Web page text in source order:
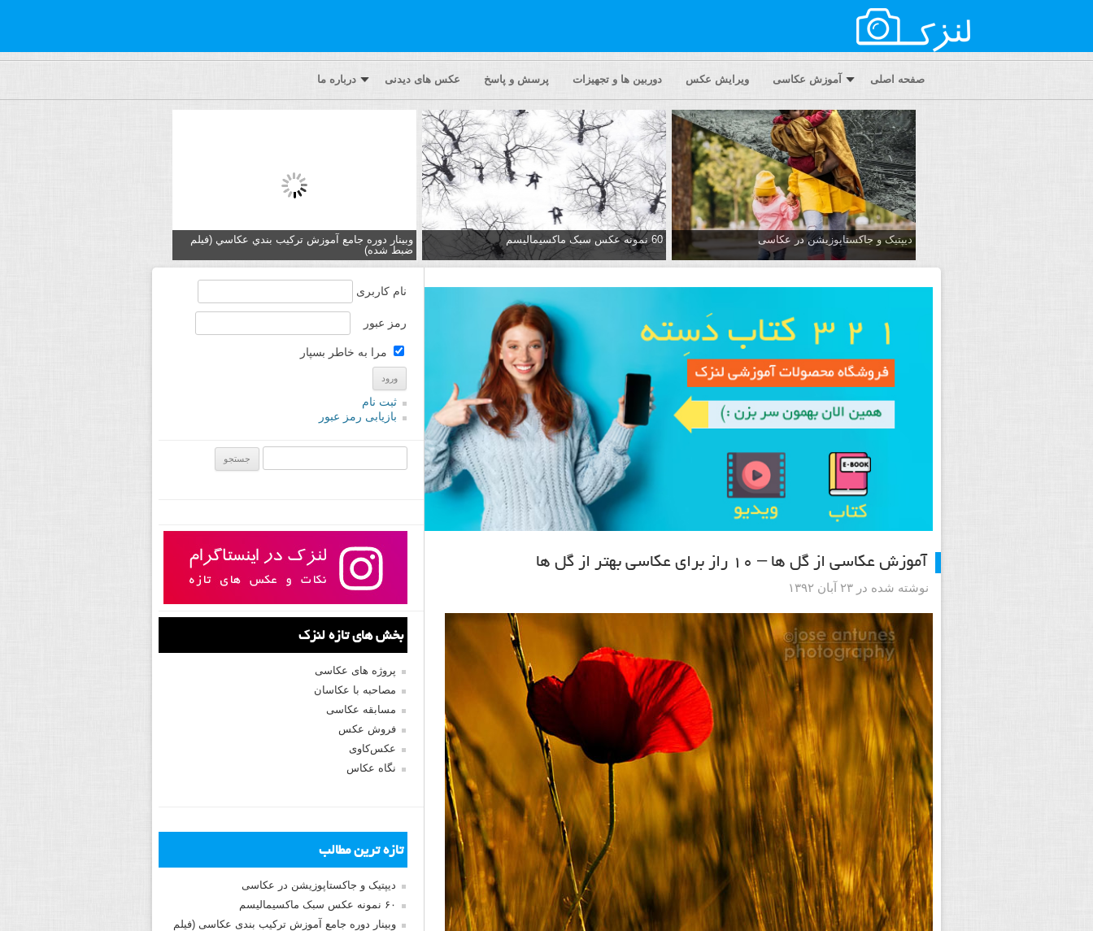
صفحه اصلی آموزش عکاسی ویرایش عکس دوربین ها و تجهیزات پرسش و پاسخ عکس های دیدنی درباره ما
دیپتیک و جاکستا‌پوزیشن در عکاسی 60 نمونه عکس سبک ماکسیمالیسم
وبینار دوره جامع آموزش تركيب بندي عكاسي (فیلم
ضبط شده)
آموزش عکاسی از گل ها – ۱۰ راز برای عکاسی بهتر از گل ها
نوشته شده در ۲۳ آبان ۱۳۹۲
نام کاربری
رمز عبور
مرا به خاطر بسپار
ثبت نام
بازیابی رمز عبور
بخش های تازه لنزک
پروژه های عکاسی
مصاحبه با عکاسان
مسابقه عکاسی
فروش عکس
عکس‌کاوی
نگاه عکاس
تازه ترین مطالب
دیپتیک و جاکستا‌پوزیشن در عکاسی
۶۰ نمونه عکس سبک ماکسیمالیسم
وبینار دوره جامع آموزش ترکیب بندی عکاسی (فیلم